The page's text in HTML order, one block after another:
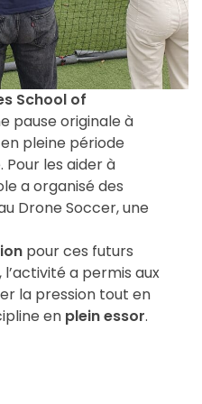
School of
pause originale à
pleine période
Pour les aider à
a organisé des
Drone Soccer, une
pour ces futurs
l’activité a permis aux
la pression tout en
en plein essor.